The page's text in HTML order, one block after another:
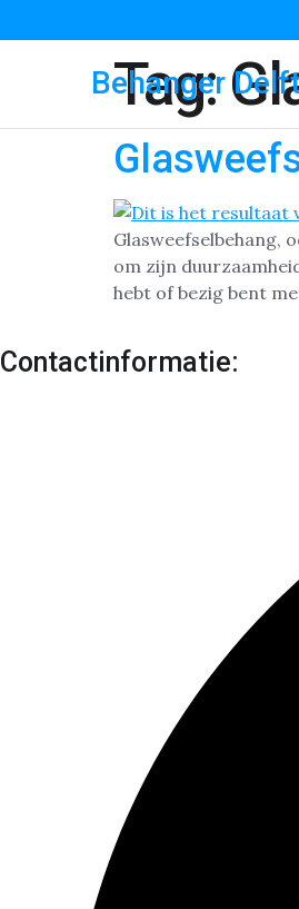
Behanger
Tag:
Glasweefselbehang,
om zijn
hebt of bezig bent
Contactinformatie: